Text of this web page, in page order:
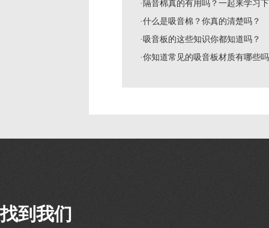
·隔音棉真的有用吗？一起来学习
·什么是吸音棉？你真的清楚吗？
·吸音板的这些知识你都知道吗？
·你知道常见的吸音板材质有哪些
找到我们